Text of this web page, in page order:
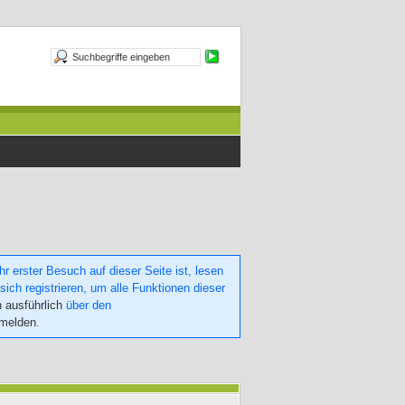
erster Besuch auf dieser Seite ist, lesen
registrieren, um alle Funktionen dieser
ausführlich über den
.